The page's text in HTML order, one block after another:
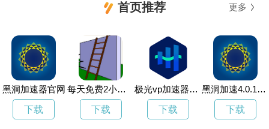
首页推荐 更多
黑洞加速器官网
下载
每天免费2小时外网加速
下载
极光vp加速器官网
下载
黑洞加速4.0.1永久免费
下载